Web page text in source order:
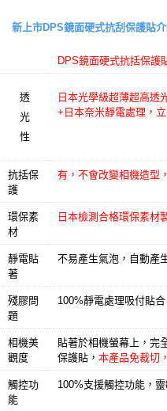
新上市DPS鏡面硬式抗刮保護貼
DPS鏡面硬式抗括保護
透
光
性
日本光學級超薄超高透
+日本奈米靜電處理，
抗括保
護
有，不會改變相機造型
環保素
材
日本檢測合格環保素材
靜電貼
著
不易產生氣泡，自動產
殘膠問
題
100%靜電處理吸付貼
相機美
觀度
貼著於相機螢幕上，完
保護貼， 本產品免裁切
觸控功
能
100%支援觸控功能，